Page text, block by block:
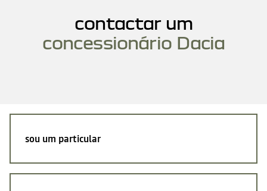
contactar um
concessionário Dacia
sou um particular